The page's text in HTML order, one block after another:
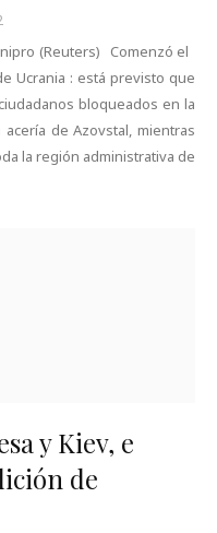
(Reuters) Comenzó el
Ucrania : está previsto que
bloqueados en la
de Azovstal, mientras
la región administrativa de
y Kiev, e
de